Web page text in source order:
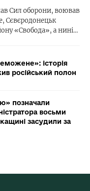
Сил оборони, воював
Сєвєродонецьк
«Свобода», а нині…
історія
російський полон
позначали
восьми
засудили за